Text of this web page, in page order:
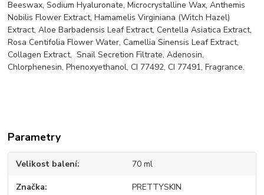
Beeswax, Sodium Hyaluronate, Microcrystalline Wax, Anthemis
Nobilis Flower Extract, Hamamelis Virginiana (Witch Hazel)
Extract, Aloe Barbadensis Leaf Extract, Centella Asiatica Extract,
Rosa Centifolia Flower Water, Camellia Sinensis Leaf Extract,
Collagen Extract, Snail Secretion Filtrate, Adenosin,
Chlorphenesin, Phenoxyethanol, CI 77492, CI 77491, Fragrance.
Parametry
Velikost balení 70 ml
Značka PRETTYSKIN